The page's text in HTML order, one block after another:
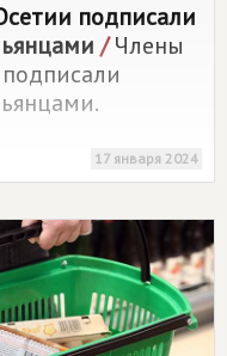
подписали
/Члены
17 января 2024